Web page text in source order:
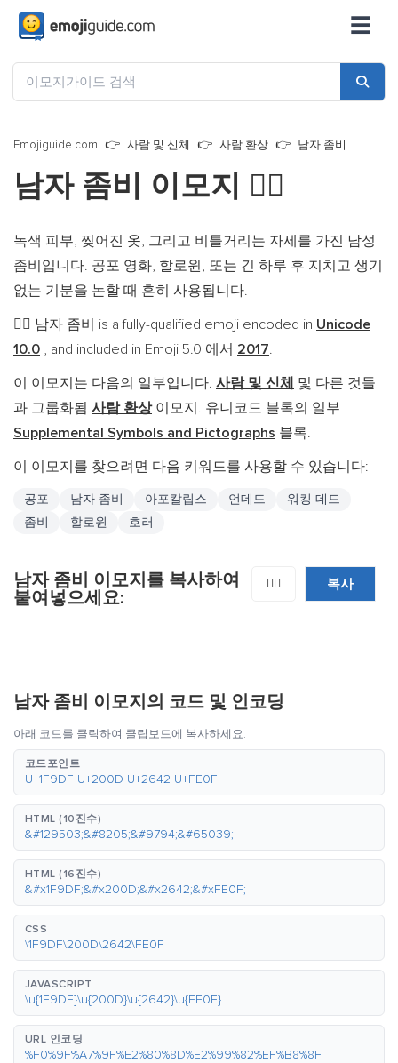
☰
Emojiguide.com 사람 및 신체 사람 환상 남자 좀비
남자 좀비 이모지 🧟‍♂️
녹색 피부, 찢어진 옷, 그리고 비틀거리는 자세를 가진 남성
좀비입니다. 공포 영화, 할로윈, 또는 긴 하루 후 지치고 생기
없는 기분을 논할 때 흔히 사용됩니다.
🧟‍♂️ 남자 좀비 is a fully-qualified emoji encoded in Unicode
10.0 , and included in Emoji 5.0 에서 2017.
이 이모지는 다음의 일부입니다. 사람 및 신체 및 다른 것들
과 그룹화됨 사람 환상이모지. 유니코드 블록의 일부
Supplemental Symbols and Pictographs 블록.
이 이모지를 찾으려면 다음 키워드를 사용할 수 있습니다:
공포 남자 좀비 아포칼립스 언데드
워킹 데드
좀비
할로윈 호러
남자 좀비 이모지를 복사하여
붙여넣으세요:
🧟‍♂️ 복사
남자 좀비 이모지의 코드 및 인코딩
아래 코드를 클릭하여 클립보드에 복사하세요.
코드포인트
U+1F9DF U+200D U+2642 U+FE0F
HTML (10진수)
&#129503;&#8205;&#9794;&#65039;
HTML (16진수)
&#x1F9DF;&#x200D;&#x2642;&#xFE0F;
CSS
\1F9DF\200D\2642\FE0F
JAVASCRIPT
\u{1F9DF}\u{200D}\u{2642}\u{FE0F}
URL 인코딩
%F0%9F%A7%9F%E2%80%8D%E2%99%82%EF%B8%8F